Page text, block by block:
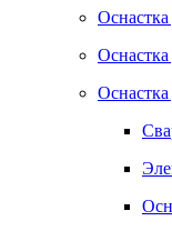
Оснастка